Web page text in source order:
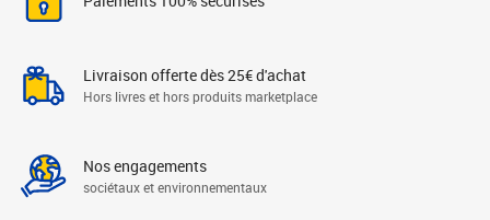
Livraison offerte dès 25€ d'achat
Hors livres et hors produits marketplace
Nos engagements
sociétaux et environnementaux